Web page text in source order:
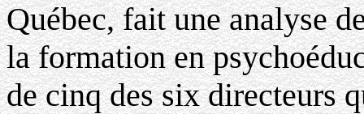
Québec, fait une analyse
la formation en
de cinq des six directeurs